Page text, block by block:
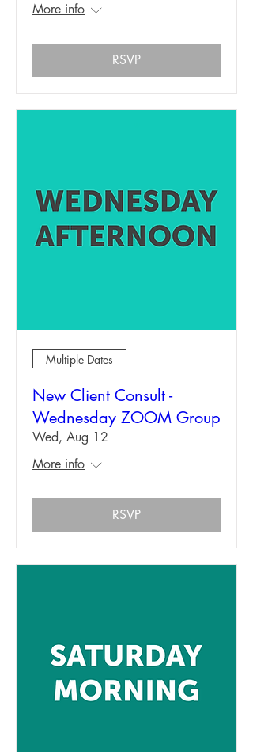
More info
RSVP
Multiple Dates
New Client Consult -
Wednesday ZOOM Group
Wed, Aug 12
More info
RSVP